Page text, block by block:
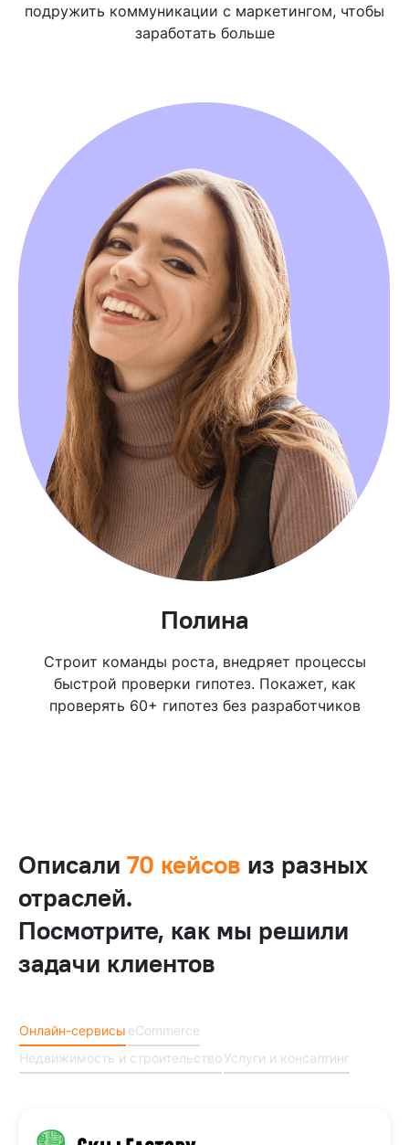
подружить коммуникации с маркетингом, чтобы
заработать больше
Полина
Строит команды роста, внедряет процессы
быстрой проверки гипотез. Покажет, как
проверять 60+ гипотез без разработчиков
Описали 70 кейсов из разных
отраслей.
Посмотрите, как мы решили
задачи клиентов
Онлайн-сервисы eCommerce
Недвижимость и строительство Услуги и консалтинг